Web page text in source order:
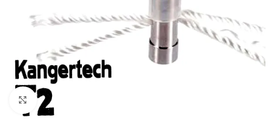
Haga Click para agrandar